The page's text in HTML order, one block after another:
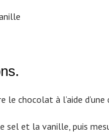
le chocolat à l’aide d’une
sel et la vanille, puis